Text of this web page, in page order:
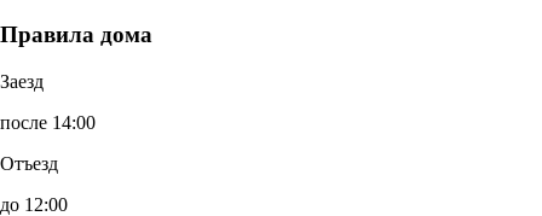
Правила дома
Заезд
после 14:00
Отъезд
до 12:00